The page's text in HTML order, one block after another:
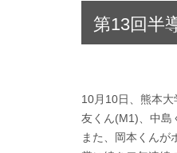
第13回半
10月10日、熊本
友くん(M1)、中島
また、岡本くんが